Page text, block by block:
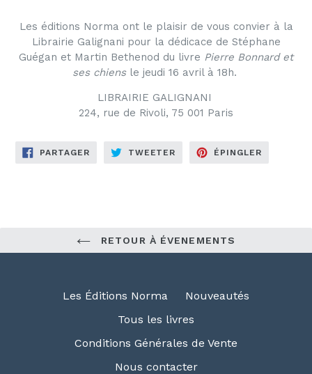
Les éditions Norma ont le plaisir de vous convier à la
Librairie Galignani pour la dédicace de Stéphane
Guégan et Martin Bethenod du livre Pierre Bonnard et
ses chiensle jeudi 16 avril à 18h.
LIBRAIRIE GALIGNANI
224, rue de Rivoli, 75 001 Paris
PARTAGERPARTAGER
SUR
TWEETER TWEETERÉPINGLER
RETOUR À ÉVENEMENTS
Les Éditions Norma
Nouveautés
Tous les livres
Conditions Générales de Vente
Nous contacter